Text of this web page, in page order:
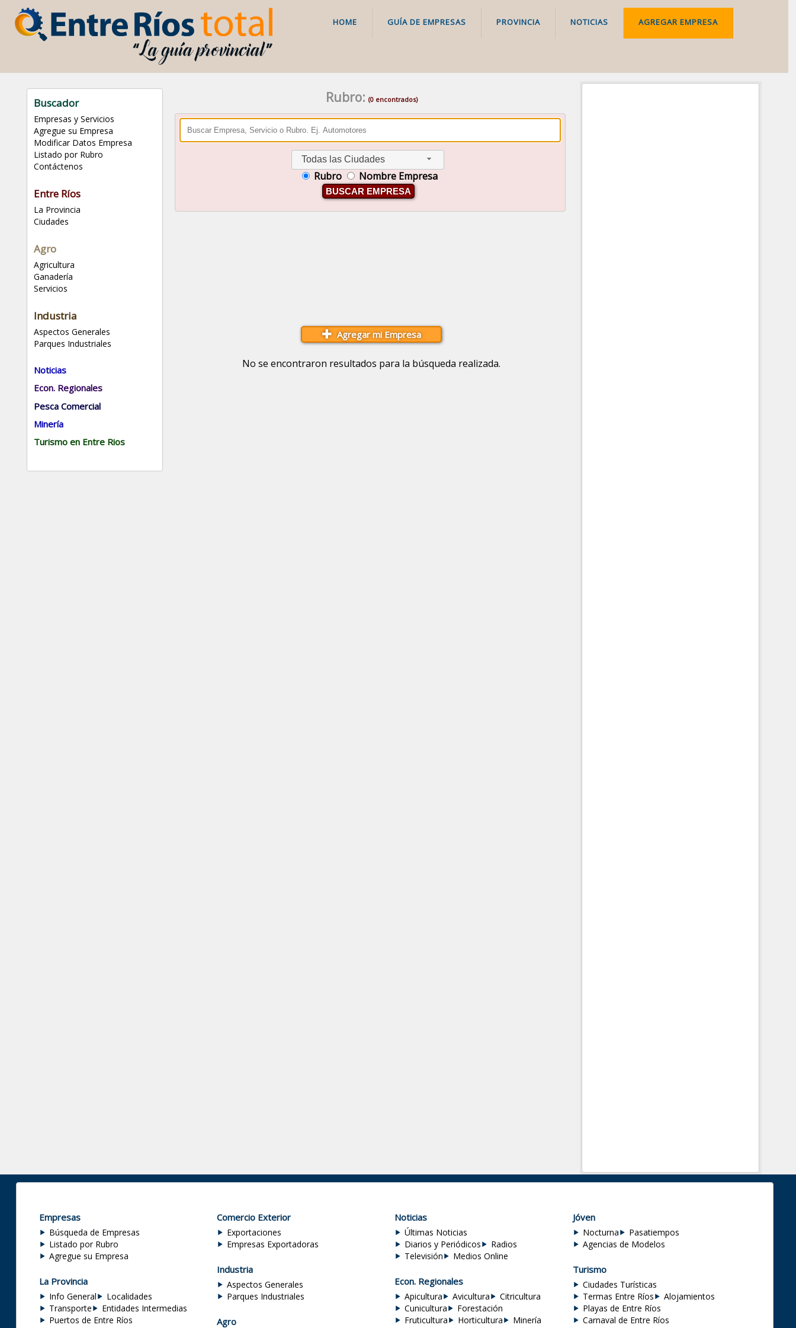
HOME GUÍA DE EMPRESAS PROVINCIA NOTICIAS AGREGAR EMPRESA
Buscador
Empresas y Servicios
Agregue su Empresa
Modificar Datos Empresa
Listado por Rubro
Contáctenos
Entre Ríos
La Provincia
Ciudades
Agro
Agricultura
Ganadería
Servicios
Industria
Aspectos Generales
Parques Industriales
Noticias
Econ. Regionales
Pesca Comercial
Minería
Turismo en Entre Rios
Rubro: (0 encontrados)
Todas las Ciudades
Rubro Nombre Empresa
BUSCAR EMPRESA
Agregar mi Empresa
No se encontraron resultados para la búsqueda realizada.
Empresas
Búsqueda de Empresas
Listado por Rubro
Agregue su Empresa
La Provincia
Info General
Localidades
Transporte
Entidades Intermedias
Puertos de Entre Ríos
Comercio Exterior
Exportaciones
Empresas Exportadoras
Industria
Aspectos Generales
Parques Industriales
Agro
Noticias
Últimas Noticias
Diarios y Periódicos
Radios
Televisión
Medios Online
Econ. Regionales
Apicultura Avicultura
Citricultura
Cunicultura
Forestación
Fruticultura
Horticultura
Minería
Jóven
Nocturna
Pasatiempos
Agencias de Modelos
Turismo
Ciudades Turísticas
Termas Entre Ríos
Alojamientos
Playas de Entre Ríos
Carnaval de Entre Ríos